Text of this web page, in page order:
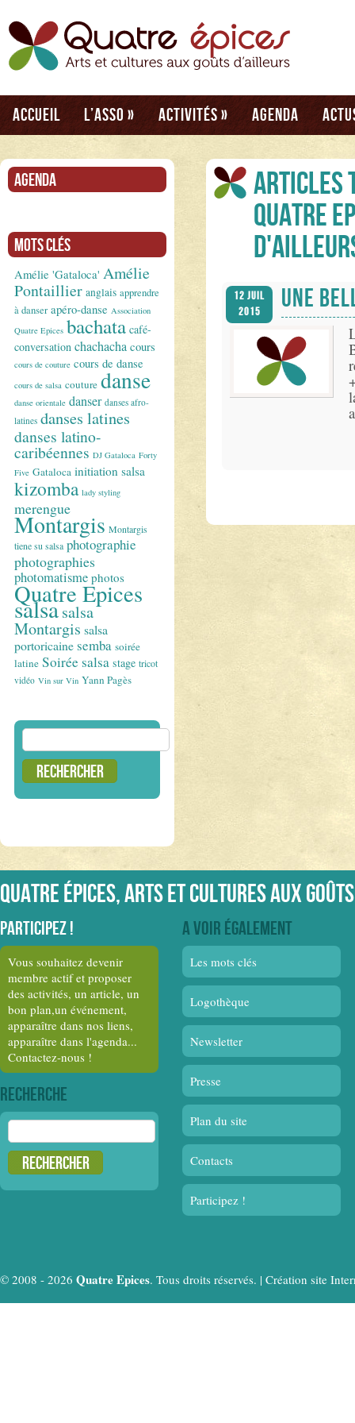
Accueil L’asso » Activités » Agenda
Agenda
Mots clés
Amélie 'Gataloca' Amélie
Pontaillier anglais apprendre
à danser apéro-danse Association
Quatre Epices bachata café-
conversation chachacha cours
cours de couture cours de danse
cours de salsa couture danse
danse orientale danser danses afro-
latines danses latines
danses latino-
caribéennes DJ Gataloca Forty
Five Gataloca initiation salsa
kizomba lady styling
merengue
Montargis Montargis
tiene su salsa photographie
photographies
photomatisme photos
Quatre Epices
salsasalsa
Montargis salsa
portoricainesemba soirée
latine Soirée salsa stage tricot
vidéo Vin sur Vin Yann Pagès
Rechercher :
Articles
Quatre
UNE
12 Juil
2015
Quatre épices, arts et cultures aux
Participez !
Vous souhaitez devenir
membre actif et proposer
des activités, un article, un
bon plan,un événement,
apparaître dans nos liens,
apparaître dans l'agenda...
Contactez-nous !
Recherche
Rechercher :
A voir également
Les mots clés
Logothèque
Newsletter
Presse
Plan du site
Contacts
Participez !
© 2008 - 2026 Quatre Epices. Tous droits réservés. | Création site